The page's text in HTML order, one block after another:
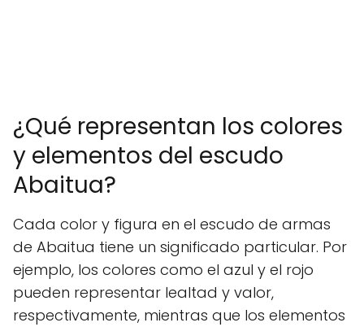
¿Qué representan los colores
y elementos del escudo
Abaitua?
Cada color y figura en el escudo de armas
de Abaitua tiene un significado particular. Por
ejemplo, los colores como el azul y el rojo
pueden representar lealtad y valor,
respectivamente, mientras que los elementos